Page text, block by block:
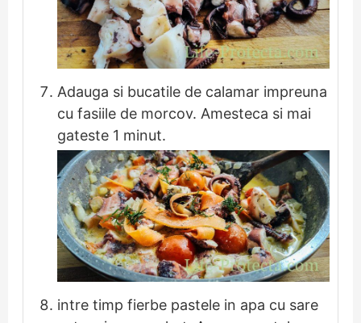
Adauga si bucatile de calamar impreuna
cu fasiile de morcov. Amesteca si mai
gateste 1 minut.
intre timp fierbe pastele in apa cu sare